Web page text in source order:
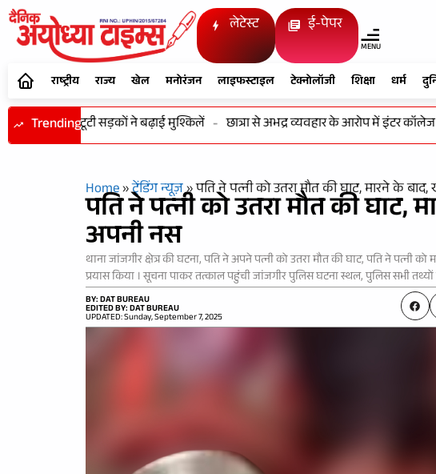
लेटेस्ट ई-पेपर
MENU
राष्ट्रीय राज्य खेल मनोरंजन लाइफस्टाइल टेक्नोलॉजी शिक्षा धर्म
Trending
परेशान,टूटी सड़कों ने बढ़ाई मुश्किलें - छात्रा से अभद्र व्यवहार के आरोप में इंटर कॉलेज
Home»ट्रेंडिंग न्यूज़»पति ने पत्नी को उतरा मौत की घाट, मारने के
पति ने पत्नी को उतरा मौत की घाट,
अपनी नस
थाना जांजगीर क्षेत्र की घटना, पति ने अपने पत्नी को उतरा मौत की घाट, पति ने पत्नी
प्रयास किया । सूचना पाकर तत्काल पहुंची जांजगीर पुलिस घटना स्थल, पुलिस सभी
BY: DAT BUREAU
EDITED BY: DAT BUREAU
UPDATED: Sunday, September 7, 2025